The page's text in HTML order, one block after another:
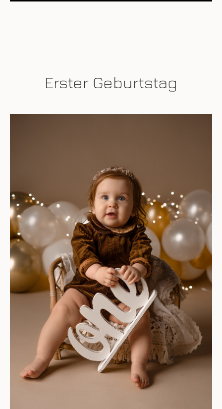
Erster Geburtstag